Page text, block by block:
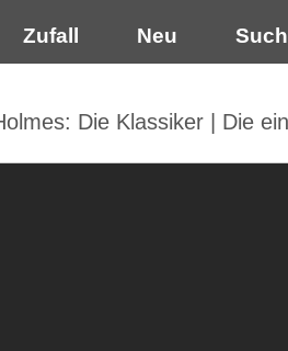
Zufall Neu
Die Klassiker | Die